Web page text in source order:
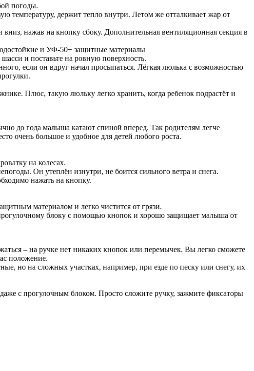
погоды.
температуру, держит тепло внутри. Летом же отталкивает жар от
нажав на кнопку сбоку. Дополнительная вентиляционная секция в
и УФ-50+ защитные материалы
и поставьте на ровную поверхность.
если он вдруг начал просыпаться. Лёгкая люлька с возможностью
Плюс, такую люльку легко хранить, когда ребенок подрастёт и
до года малыша катают спиной вперед. Так родителям легче
очень большое и удобное для детей любого роста.
на колесах.
Он утеплён изнутри, не боится сильного ветра и снега.
нажать на кнопку.
материалом и легко чистится от грязи.
блоку с помощью кнопок и хорошо защищает малыша от
– на ручке нет никаких кнопок или перемычек. Вы легко сможете
положение.
но на сложных участках, например, при езде по песку или снегу, их
с прогулочным блоком. Просто сложите ручку, зажмите фиксаторы